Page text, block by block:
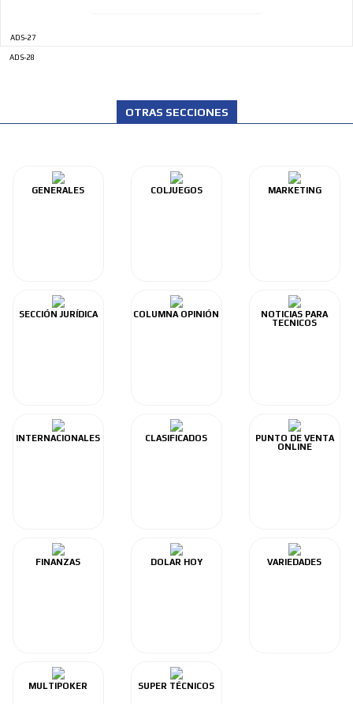
ADS-27
ADS-28
OTRAS SECCIONES
GENERALES COLJUEGOS MARKETING
SECCIÓN JURÍDICA COLUMNA OPINIÓN
NOTICIAS PARA
TECNICOS
INTERNACIONALES CLASIFICADOS
PUNTO DE VENTA
ONLINE
FINANZAS DOLAR HOY VARIEDADES
MULTIPOKER SUPER TÉCNICOS